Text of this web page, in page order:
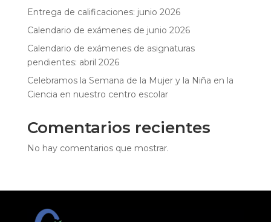
Entrega de calificaciones: junio 2026
Calendario de exámenes de junio 2026
Calendario de exámenes de asignaturas
pendientes: abril 2026
Celebramos la Semana de la Mujer y la Niña en la
Ciencia en nuestro centro escolar
Comentarios recientes
No hay comentarios que mostrar.